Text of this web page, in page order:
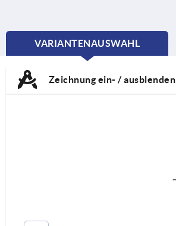
VARIANTENAUSWAHL
CURRENT
Zeichnung ein- / ausblenden